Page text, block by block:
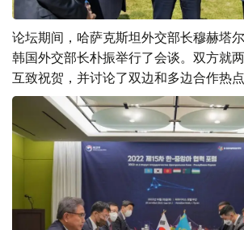
论坛期间，哈萨克斯坦外交部长穆赫塔
韩国外交部长朴振举行了会谈。双方就
互致祝贺，并讨论了双边和多边合作热点